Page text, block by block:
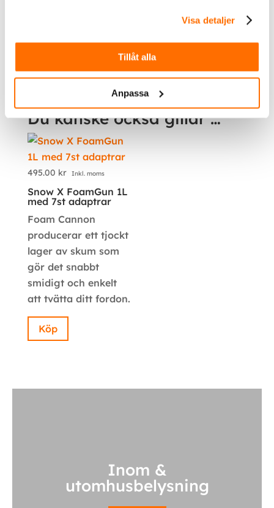
Visa detaljer
Tillåt alla
Anpassa
Du kanske också gillar …
495.00 kr Inkl. moms
Snow X FoamGun 1L
med 7st adaptrar
Foam Cannon
producerar ett tjockt
lager av skum som
gör det snabbt
smidigt och enkelt
att tvätta ditt fordon.
Köp
Inom &
utomhusbelysning